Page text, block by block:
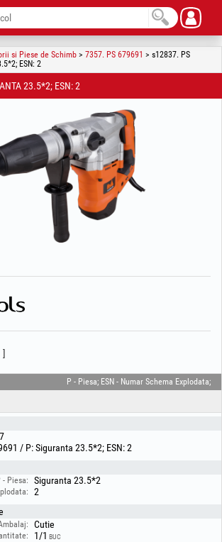
si Piese de Schimb > 7357. PS 679691 > s12837. PS
ESN: 2
23.5*2; ESN: 2
P - Piesa; ESN - Numar Schema Explodata;
/ P: Siguranta 23.5*2; ESN: 2
- Piesa: Siguranta 23.5*2
2
Cutie
1/1 BUC